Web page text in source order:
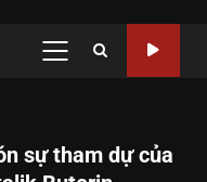
sự tham dự của